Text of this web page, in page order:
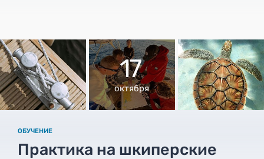
17
октября
ОБУЧЕНИЕ
Практика на шкиперские